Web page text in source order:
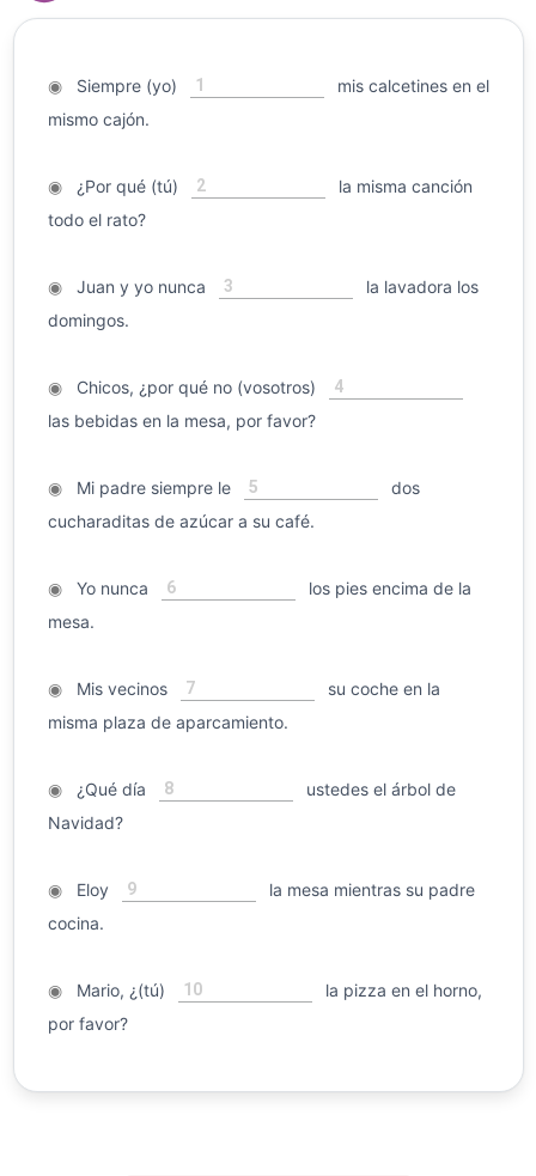
◉Siempre (yo) 1
mis calcetines en el
mismo cajón.
◉¿Por qué (tú) 2
la misma canción
todo el rato?
◉Juan y yo nunca 3
la lavadora los
domingos.
◉Chicos, ¿por qué no (vosotros) 4
las bebidas en la mesa, por favor?
◉Mi padre siempre le 5
dos
cucharaditas de azúcar a su café.
◉Yo nunca 6
los pies encima de la
mesa.
◉Mis vecinos 7
su coche en la
misma plaza de aparcamiento.
◉¿Qué día 8
ustedes el árbol de
Navidad?
◉Eloy 9
la mesa mientras su padre
cocina.
◉Mario, ¿(tú) 10
la pizza en el horno,
por favor?